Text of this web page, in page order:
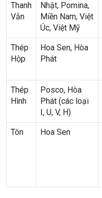
Thanh
Vằn
Nhật, Pomina,
Miền Nam, Việt
Úc, Việt Mỹ
Thép
Hộp
Hoa Sen, Hòa
Phát
Thép
Hình
Posco, Hòa
Phát (các loại
I, U, V, H)
Tôn Hoa Sen